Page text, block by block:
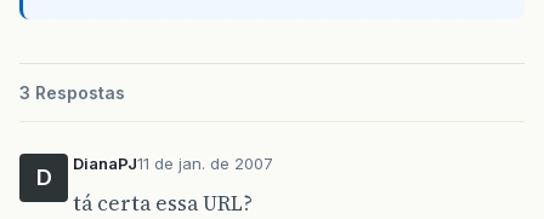
3 Respostas
D
DianaPJ11 de jan. de 2007
tá certa essa URL?